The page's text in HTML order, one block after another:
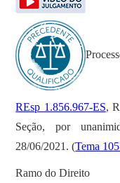
REsp 1.856.967-ES,
Seção, por
28/06/2021. (Tema
Ramo do Direito